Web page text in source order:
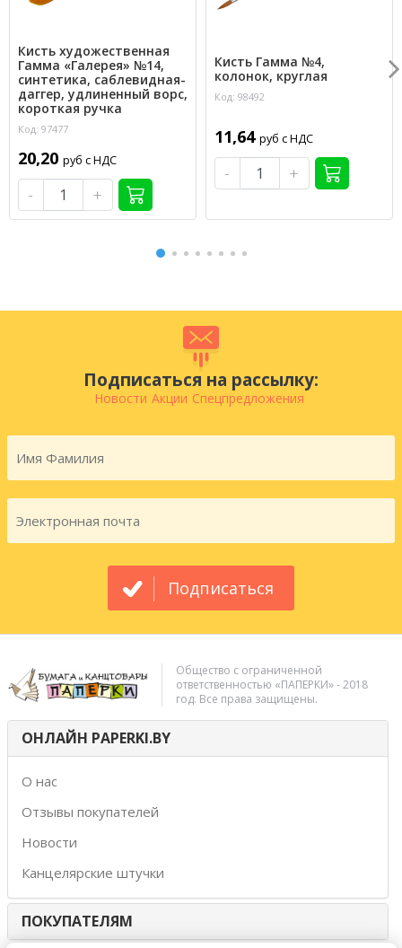
Кисть художественная
Гамма «Галерея» №14,
синтетика, саблевидная-
даггер, удлиненный ворс,
короткая ручка
Код: 97477
20,20 руб с НДС
- +
Кисть Гамма №4,
колонок, круглая
Код: 98492
11,64 руб с НДС
- +
Подписаться на рассылку:
Новости Акции Спецпредложения
Подписаться
Общество с ограниченной
ответственностью «ПАПЕРКИ» - 2018
год. Все права защищены.
ОНЛАЙН PAPERKI.BY
О нас
Отзывы покупателей
Новости
Канцелярские штучки
ПОКУПАТЕЛЯМ